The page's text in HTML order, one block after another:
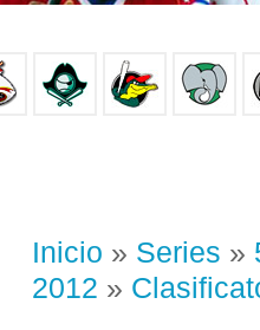
Inicio » Series »
2012 »